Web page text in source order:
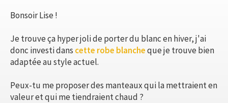
Bonsoir Lise !
Je trouve ça hyper joli de porter du blanc en hiver, j'ai
donc investi dans cette robe blancheque je trouve bien
adaptée au style actuel.
Peux-tu me proposer des manteaux qui la mettraient en
valeur et qui me tiendraient chaud ?